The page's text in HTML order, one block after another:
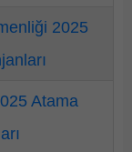
2025
Atama